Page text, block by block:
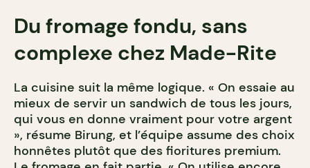
Du fromage fondu, sans
complexe chez Made-Rite
La cuisine suit la même logique. « On essaie au
mieux de servir un sandwich de tous les jours,
qui vous en donne vraiment pour votre argent
», résume Birung, et l’équipe assume des choix
honnêtes plutôt que des fioritures premium.